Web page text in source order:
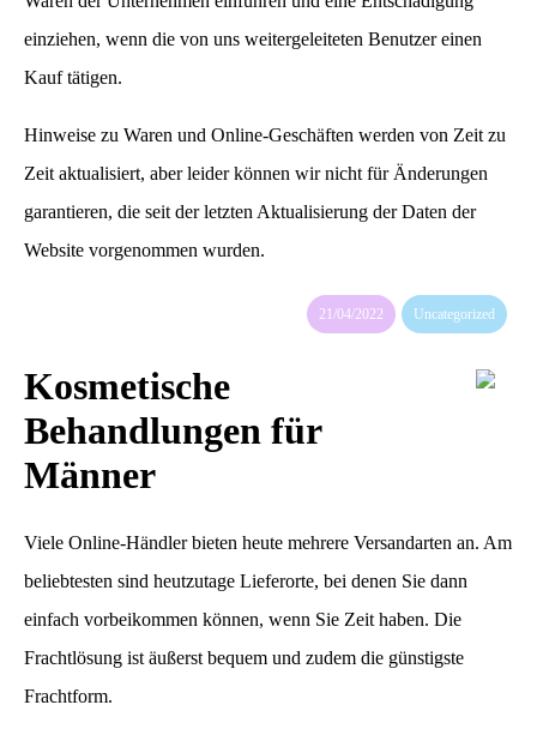
einziehen, wenn die von uns weitergeleiteten Benutzer einen
Kauf tätigen.
Hinweise zu Waren und Online-Geschäften werden von Zeit zu
Zeit aktualisiert, aber leider können wir nicht für Änderungen
garantieren, die seit der letzten Aktualisierung der Daten der
Website vorgenommen wurden.
21/04/2022 Uncategorized
Kosmetische
Behandlungen für
Männer
Viele Online-Händler bieten heute mehrere Versandarten an. Am
beliebtesten sind heutzutage Lieferorte, bei denen Sie dann
einfach vorbeikommen können, wenn Sie Zeit haben. Die
Frachtlösung ist äußerst bequem und zudem die günstigste
Frachtform.